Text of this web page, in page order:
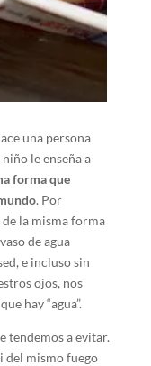
una persona
le enseña a
forma que
. Por
de la misma forma
de agua
e incluso sin
ojos, nos
hay “agua”.
tendemos a evitar.
del mismo fuego